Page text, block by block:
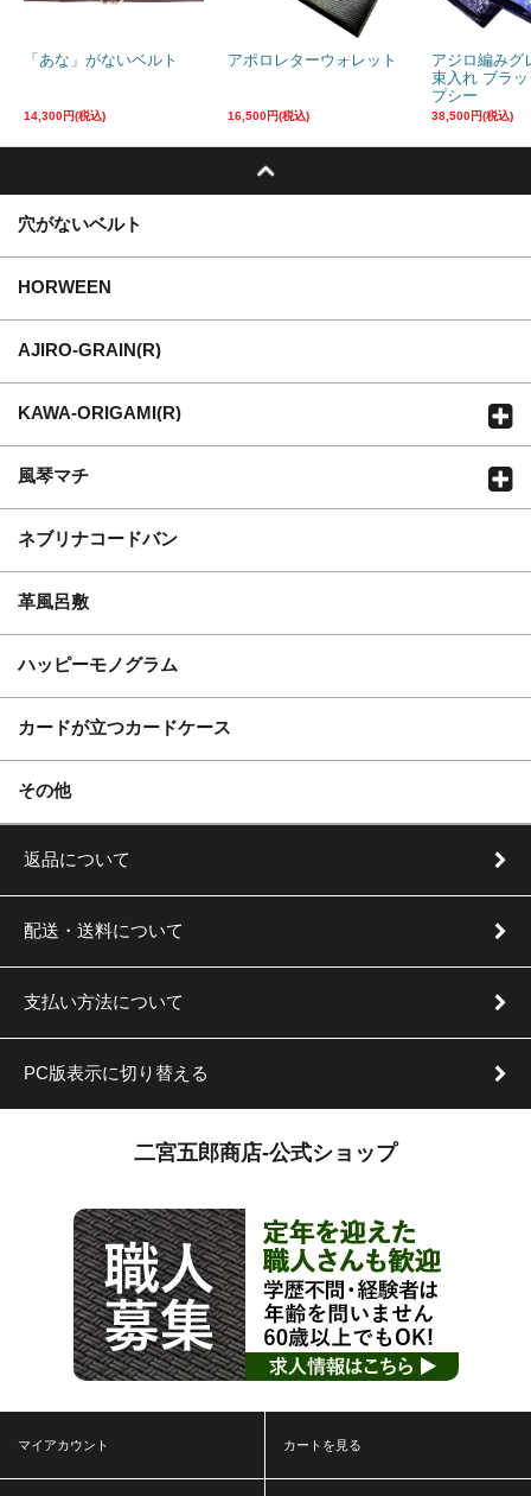
「あな」がないベルト
14,300円(税込)
アポロレターウォレット
16,500円(税込)
アジロ編みグ
束入れ ブラ
プシー
38,500円(税込)
穴がないベルト
HORWEEN
AJIRO-GRAIN(R)
KAWA-ORIGAMI(R)
風琴マチ
ネブリナコードバン
革風呂敷
ハッピーモノグラム
カードが立つカードケース
その他
返品について
配送・送料について
支払い方法について
PC版表示に切り替える
二宮五郎商店-公式ショップ
マイアカウント カートを見る